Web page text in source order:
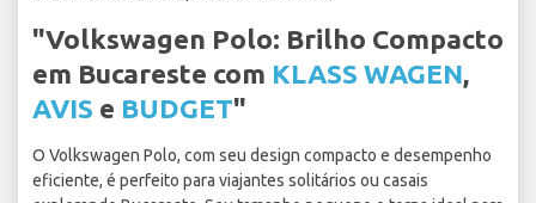
"Volkswagen Polo: Brilho Compacto
em Bucareste com KLASS WAGEN,
AVIS e BUDGET"
O Volkswagen Polo, com seu design compacto e desempenho
eficiente, é perfeito para viajantes solitários ou casais